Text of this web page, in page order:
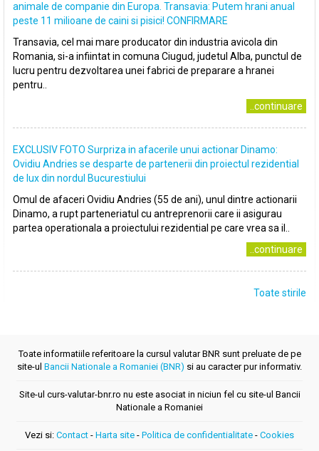
animale de companie din Europa. Transavia: Putem hrani anual
peste 11 milioane de caini si pisici! CONFIRMARE
Transavia, cel mai mare producator din industria avicola din
Romania, si-a infiintat in comuna Ciugud, judetul Alba, punctul de
lucru pentru dezvoltarea unei fabrici de preparare a hranei
pentru..
..continuare
EXCLUSIV FOTO Surpriza in afacerile unui actionar Dinamo:
Ovidiu Andries se desparte de partenerii din proiectul rezidential
de lux din nordul Bucurestiului
Omul de afaceri Ovidiu Andries (55 de ani), unul dintre actionarii
Dinamo, a rupt parteneriatul cu antreprenorii care ii asigurau
partea operationala a proiectului rezidential pe care vrea sa il..
..continuare
Toate stirile
Toate informatiile referitoare la cursul valutar BNR sunt preluate de pe
site-ul Bancii Nationale a Romaniei (BNR) si au caracter pur informativ.
Site-ul curs-valutar-bnr.ro nu este asociat in niciun fel cu site-ul Bancii
Nationale a Romaniei
Vezi si: Contact - Harta site - Politica de confidentialitate - Cookies